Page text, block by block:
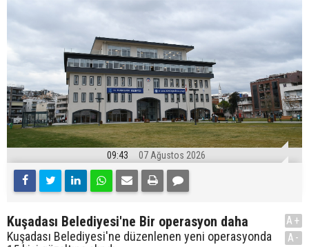
09:43 07 Ağustos 2026
Kuşadası Belediyesi'ne Bir operasyon daha
Kuşadası Belediyesi'ne düzenlenen yeni operasyonda
A+
A-